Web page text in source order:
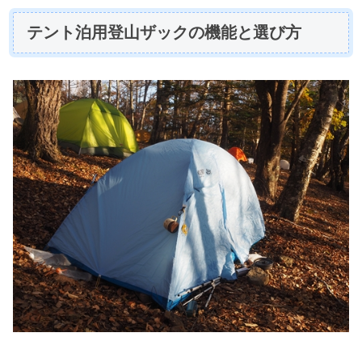
テント泊用登山ザックの機能と選び方